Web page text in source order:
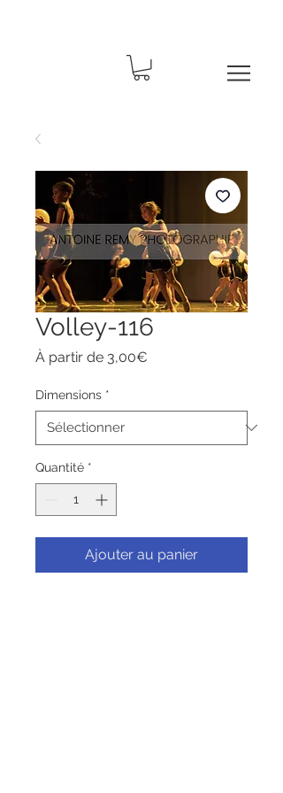
Volley-116
À partir de 3,00€
Dimensions *
Quantité *
Ajouter au panier